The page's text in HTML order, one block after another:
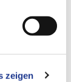
zeigen